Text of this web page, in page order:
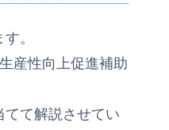
。
産性向上促進補助
て解説させてい